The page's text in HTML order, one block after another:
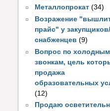
Металлопрокат (34)
Возражение
прайс" у закупщиков/
снабженцев (9)
Вопрос по холодным
звонкам, цель
продажа
образовательных
(12)
Продаю